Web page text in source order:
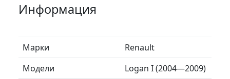
Информация
Марки
Renault
Модели
Logan I (2004—2009)